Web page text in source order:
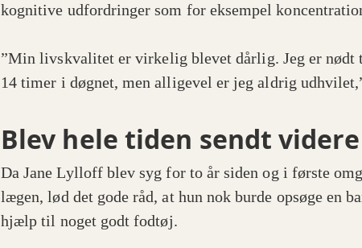
kognitive udfordringer som for eksempel
”Min livskvalitet er virkelig blevet dårlig. Jeg er nødt
14 timer i døgnet, men alligevel er jeg aldrig
Blev hele tiden sendt videre
Da Jane Lylloff blev syg for to år siden og i første
lægen, lød det gode råd, at hun nok burde opsøge en
hjælp til noget godt fodtøj.